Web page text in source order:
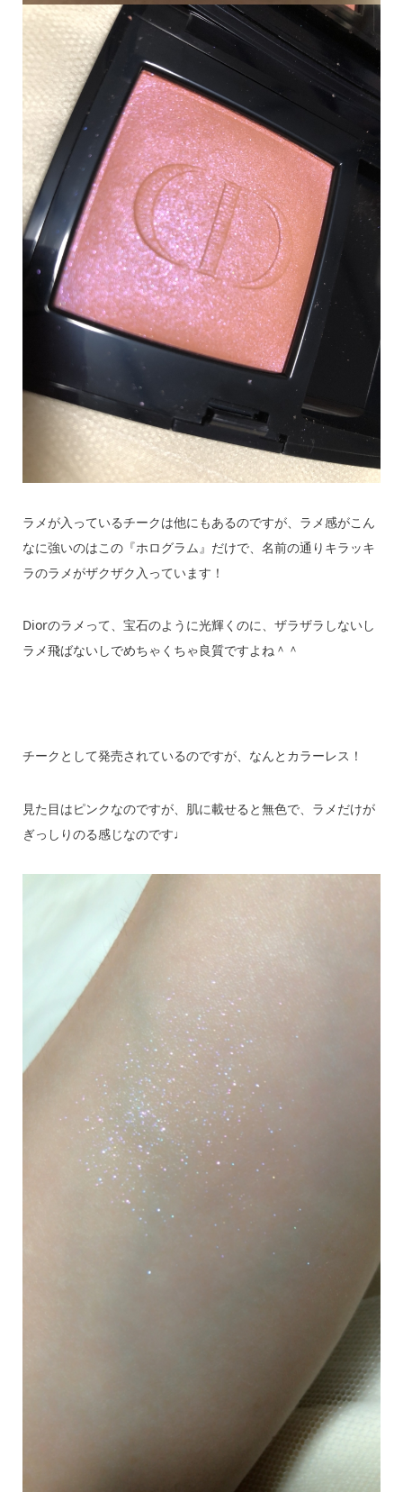
ラメが入っているチークは他にもあるのですが、ラメ感がこん
なに強いのはこの『ホログラム』だけで、名前の通りキラッキ
ラのラメがザクザク入っています！
Diorのラメって、宝石のように光輝くのに、ザラザラしないし
ラメ飛ばないしでめちゃくちゃ良質ですよね＾＾
チークとして発売されているのですが、なんとカラーレス！
見た目はピンクなのですが、肌に載せると無色で、ラメだけが
ぎっしりのる感じなのです♩